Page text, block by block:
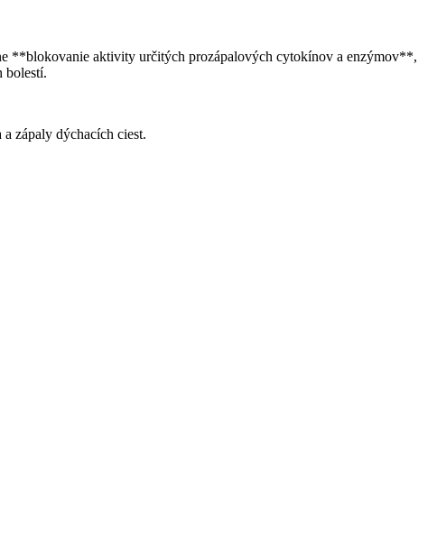
**blokovanie aktivity určitých prozápalových cytokínov a enzýmov**,
bolestí.
zápaly dýchacích ciest.